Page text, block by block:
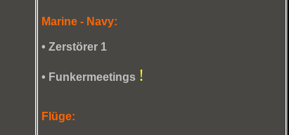
Marine - Navy:
• Zerstörer 1
• Funkermeetings !
Flüge: